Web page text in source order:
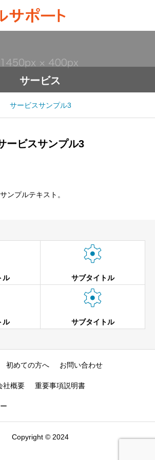
サービス
サービスサンプル3
ービスサンプル3
ンプルテキスト。
ル

サブタイトル
ル

サブタイトル
初めての方へ お問い合わせ
社概要 重要事項説明書
Copyright © 2024